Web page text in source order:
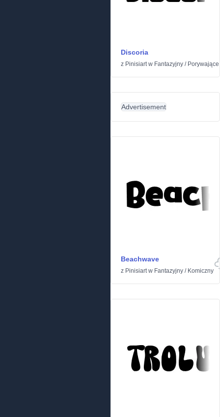
Discoria
z Pinisiartw Fantazyjny / Porywające
Advertisement
Beachwave
z Pinisiartw Fantazyjny / Komiczny